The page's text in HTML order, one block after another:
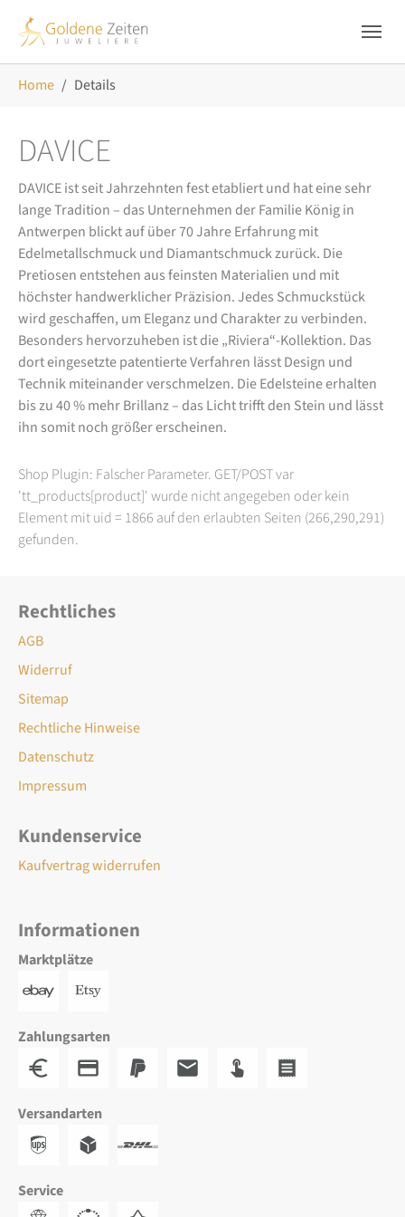
Home Details
DAVICE
DAVICE ist seit Jahrzehnten fest etabliert und hat eine sehr
lange Tradition – das Unternehmen der Familie König in
Antwerpen blickt auf über 70 Jahre Erfahrung mit
Edelmetallschmuck und Diamantschmuck zurück. Die
Pretiosen entstehen aus feinsten Materialien und mit
höchster handwerklicher Präzision. Jedes Schmuckstück
wird geschaffen, um Eleganz und Charakter zu verbinden.
Besonders hervorzuheben ist die „Riviera“-Kollektion. Das
dort eingesetzte patentierte Verfahren lässt Design und
Technik miteinander verschmelzen. Die Edelsteine erhalten
bis zu 40 % mehr Brillanz – das Licht trifft den Stein und lässt
ihn somit noch größer erscheinen.
Shop Plugin: Falscher Parameter. GET/POST var
'tt_products[product]' wurde nicht angegeben oder kein
Element mit uid = 1866 auf den erlaubten Seiten (266,290,291)
gefunden.
Rechtliches
AGB
Widerruf
Sitemap
Rechtliche Hinweise
Datenschutz
Impressum
Kundenservice
Kaufvertrag widerrufen
Informationen
Marktplätze
Zahlungsarten
Versandarten
Service